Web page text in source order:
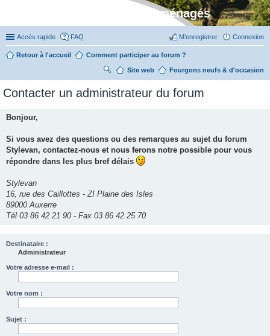
Stylevan - Vans aménagés
Accès rapide FAQ Connexion
M’enregistrer
Retour à l'accueil Comment participer au forum ?
Fourgons neufs & d'occasion
Site web
R
her
Contacter un administrateur du forum
Bonjour,
Si vous avez des questions ou des remarques au sujet du forum
Stylevan, contactez-nous et nous ferons notre possible pour vous
répondre dans les plus bref délais
Stylevan
16, rue des Caillottes - ZI Plaine des Isles
89000 Auxerre
Tél 03 86 42 21 90 - Fax 03 86 42 25 70
Destinataire :
Administrateur
Votre adresse e-mail :
Votre nom :
Sujet :